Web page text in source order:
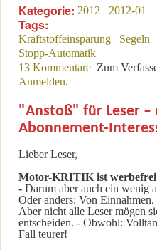
Kategorie: 2012 2012-01
Tags:
Kraftstoffeinsparung Segeln
Stopp-Automatik
13 Kommentare Zum
Anmelden.
"Anstoß" für Leser
Abonnement-
Lieber Leser,
Motor-KRITIK ist
- Darum aber auch ein wenig
Oder anders: Von
Aber nicht alle Leser mögen
entscheiden. - Obwohl:
Fall teurer!